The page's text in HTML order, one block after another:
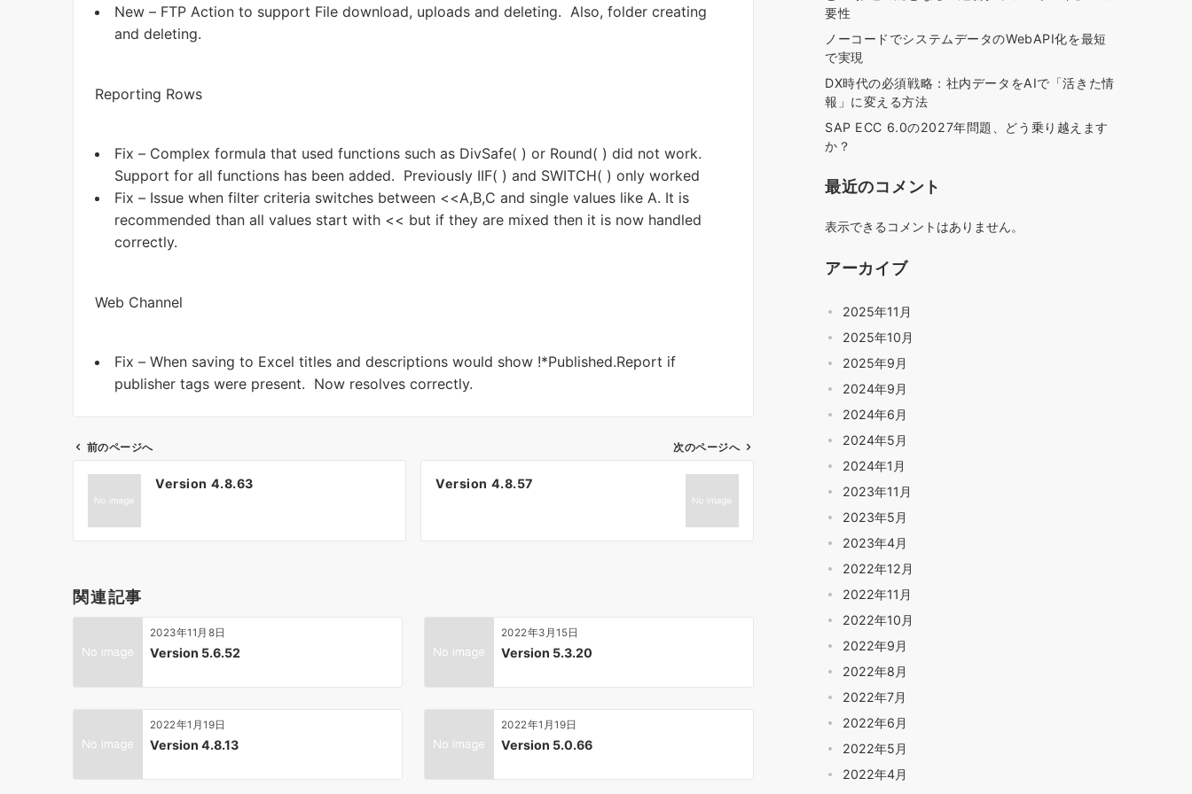
New – FTP Action to support File download, uploads and deleting. Also, folder creating
and deleting.
Reporting Rows
Fix – Complex formula that used functions such as DivSafe( ) or Round( ) did not work.
Support for all functions has been added. Previously IIF( ) and SWITCH( ) only worked
Fix – Issue when filter criteria switches between <<A,B,C and single values like A. It is
recommended than all values start with << but if they are mixed then it is now handled
correctly.
Web Channel
Fix – When saving to Excel titles and descriptions would show !*Published.Report if
publisher tags were present. Now resolves correctly.
シ
ン
前のページへ
Version 4.8.63
次のページへ
Version 4.8.57
関連記事
2023年11月8日
Version 5.6.52
2022年3月15日
Version 5.3.20
2022年1月19日
Version 4.8.13
2022年1月19日
Version 5.0.66
要性
ノーコードでシステムデータのWebAPI化を最短
で実現
DX時代の必須戦略：社内データをAIで「活きた情
報」に変える方法
SAP ECC 6.0の2027年問題、どう乗り越えます
か？
最近のコメント
表示できるコメントはありません。
アーカイブ
2025年11月
2025年10月
2025年9月
2024年9月
2024年6月
2024年5月
2024年1月
2023年11月
2023年5月
2023年4月
2022年12月
2022年11月
2022年10月
2022年9月
2022年8月
2022年7月
2022年6月
2022年5月
2022年4月